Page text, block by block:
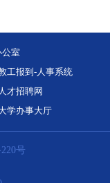
室
工报到-人事系统
才招聘网
学办事大厅
号